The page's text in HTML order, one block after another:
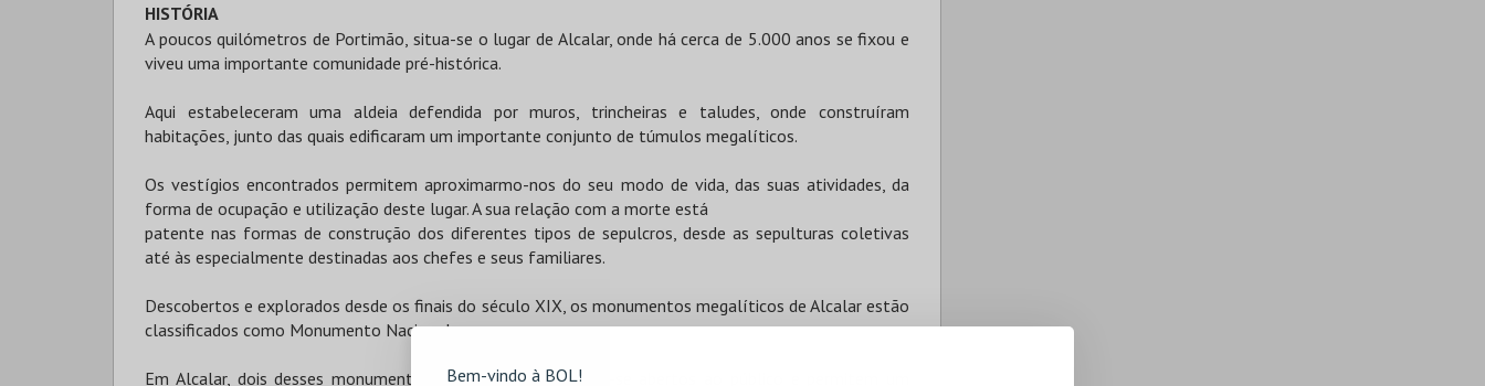
Bem-vindo à BOL!
HISTÓRIA
A poucos quilómetros de Portimão, situa-se o lugar de Alcalar, onde há cerca de 5.000 anos se fixou e
viveu uma importante comunidade pré-histórica.
Aqui estabeleceram uma aldeia defendida por muros, trincheiras e taludes, onde construíram
habitações, junto das quais edificaram um importante conjunto de túmulos megalíticos.
Os vestígios encontrados permitem aproximarmo-nos do seu modo de vida, das suas atividades, da
forma de ocupação e utilização deste lugar. A sua relação com a morte está
patente nas formas de construção dos diferentes tipos de sepulcros, desde as sepulturas coletivas
até às especialmente destinadas aos chefes e seus familiares.
Descobertos e explorados desde os finais do século XIX, os monumentos megalíticos de Alcalar estão
classificados como Monumento Nacional.
Em Alcalar, dois desses monumentos funerários encontram--se abertos ao público e permitem um